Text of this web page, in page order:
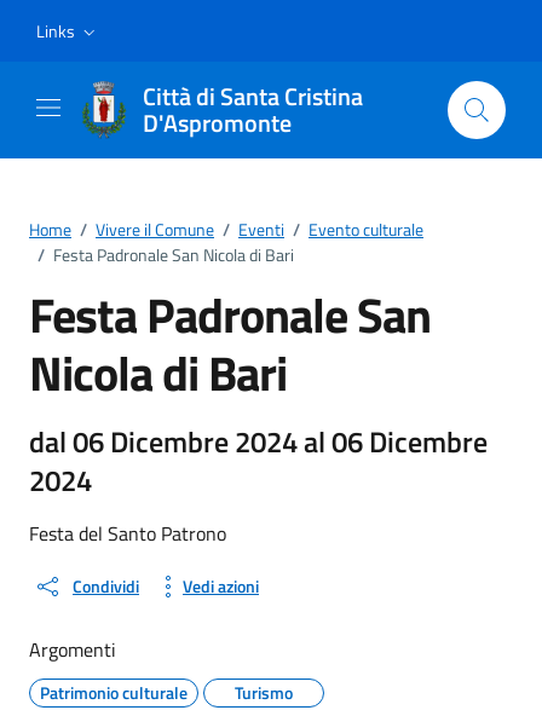
Links
Città di Santa Cristina
D'Aspromonte
Home / Vivere il Comune / Eventi / Evento culturale
/ Festa Padronale San Nicola di Bari
Festa Padronale San
Nicola di Bari
dal 06 Dicembre 2024 al 06 Dicembre
2024
Festa del Santo Patrono
Condividi Vedi azioni
Argomenti
Patrimonio culturale Turismo